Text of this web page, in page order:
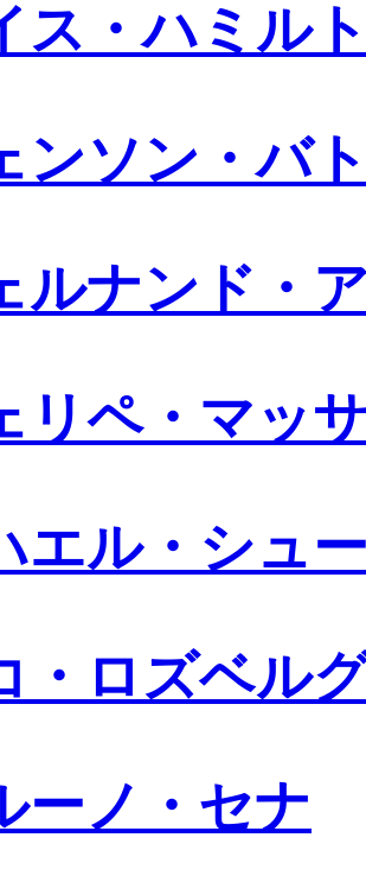
ス・ハミル
ンソン・バ
ルナンド・
リペ・マッ
エル・シュ
・ロズベル
ーノ・セナ